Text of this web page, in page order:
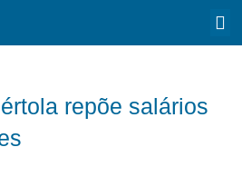
repõe salários